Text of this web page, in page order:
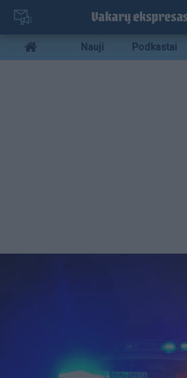
Pereiti
pagrindinį
turinį
Mobile
menu
Nauji Podkastai